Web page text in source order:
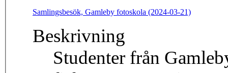
Samlingsbesök, Gamleby fotoskola (2024-03-21)
Beskrivning
Studenter från